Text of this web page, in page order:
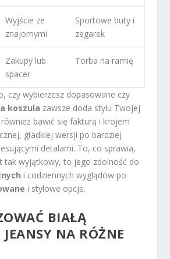
Wyjście ze
znajomymi
Sportowe buty i
zegarek
Zakupy lub
spacer
Torba na ramię
czy wybierzesz dopasowane czy
koszula zawsze doda stylu Twojej
bawić się fakturą i krojem
gładkiej wersji po bardziej
detalami. To, co sprawia,
tak wyjątkowy, to jego zdolność do
i codziennych wyglądów po
i stylowe opcje.
BIAŁĄ
JEANSY NA RÓŻNE